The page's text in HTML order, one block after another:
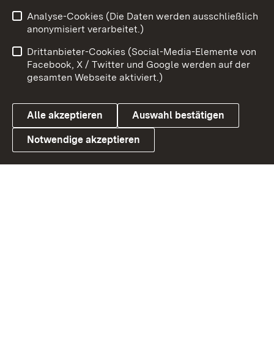
Link zum Landesportal
Impressum
Kontakt
Barrierefreiheit
Datenschutz
Cookies
Analyse-Cookies (Die Daten werden ausschließlich
anonymisiert verarbeitet.)
Drittanbieter-Cookies (Social-Media-Elemente von
Facebook, X / Twitter und Google werden auf der
gesamten Webseite aktiviert.)
Alle akzeptieren Auswahl bestätigen
Notwendige akzeptieren